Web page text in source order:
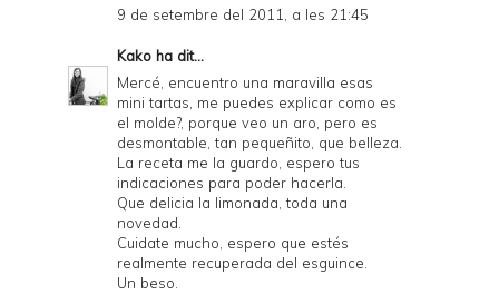
d
P
D
F
9 de setembre del 2011, a les 21:45
Kako ha dit...
Mercé, encuentro una maravilla esas
mini tartas, me puedes explicar como es
el molde?, porque veo un aro, pero es
desmontable, tan pequeñito, que belleza.
La receta me la guardo, espero tus
indicaciones para poder hacerla.
Que delicia la limonada, toda una
novedad.
Cuidate mucho, espero que estés
realmente recuperada del esguince.
Un beso.